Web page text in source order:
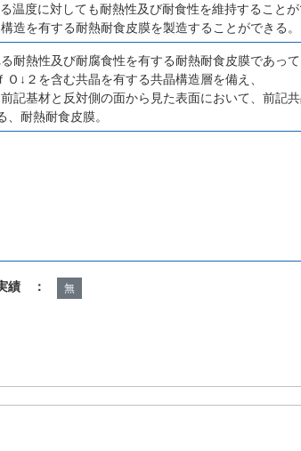
温度に対しても耐熱性及び耐食性を維持することが
造を有する耐熱耐食皮膜を製造することができる。
耐熱性及び耐腐食性を有する耐熱耐食皮膜であって
Ｏ↓２を含む共晶を有する共晶構造層を備え、
記基材と反対側の面から見た表面において、前記
耐熱耐食皮膜。
績 ： 無